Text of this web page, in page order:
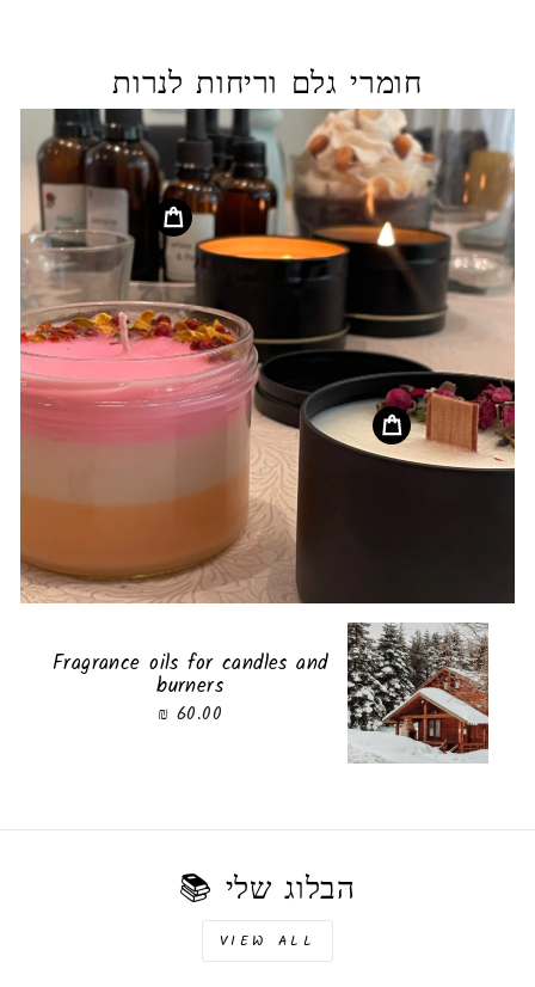
חומרי גלם וריחות לנרות
Fragrance oils for candles and
burners
60.00 ₪
הבלוג שלי 📚
VIEW ALL